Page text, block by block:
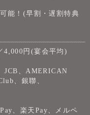
能！(早割・遅割特典
4,000円(宴会平均)
JCB、AMERICAN
、銀聯、
、楽天Pay、メルペ